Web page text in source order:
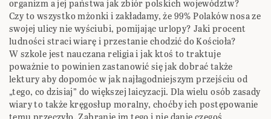
organizm a jej państwa jak zbiór polskich województw?
Czy to wszystko mżonki i zakładamy, że 99% Polaków nosa ze
swojej ulicy nie wyściubi, pomijając urlopy? Jaki procent
ludności straci wiarę i przestanie chodzić do Kościoła?
W szkole jest nauczana religia i jak ktoś to traktuje
poważnie to powinien zastanowić się jak dobrać także
lektury aby dopomóc w jak najłagodniejszym przejściu od
„tego, co dzisiaj” do większej laicyzacji. Dla wielu osób zasady
wiary to także kręgosłup moralny, choćby ich postępowanie